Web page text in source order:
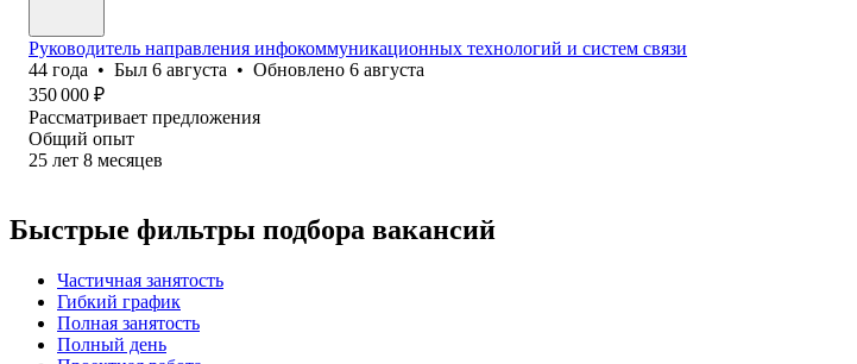
Руководитель направления инфокоммуникационных технологий и систем связи
44 года • Был 6 августа • Обновлено 6 августа
350 000 ₽
Рассматривает предложения
Общий опыт
25 лет 8 месяцев
Быстрые фильтры подбора вакансий
Частичная занятость
Гибкий график
Полная занятость
Полный день